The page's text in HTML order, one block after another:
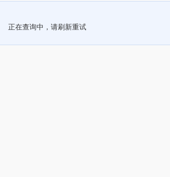
正在查询中，请刷新重试